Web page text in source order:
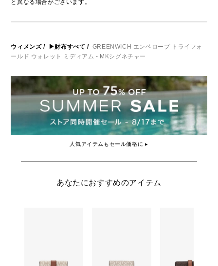
と異なる場合がございます。
ウィメンズ/ ▶財布すべて / GREENWICH エンベロープ トライフォ
ールド ウォレット ミディアム - MKシグネチャー
人気アイテムもセール価格に ▸
あなたにおすすめのアイテム